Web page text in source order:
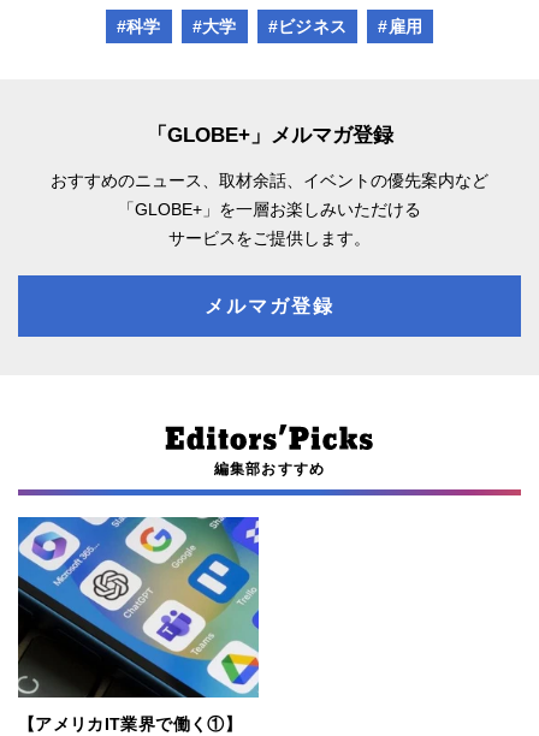
#科学 #大学 #ビジネス #雇用
「GLOBE+」メルマガ登録
おすすめのニュース、取材余話、 イベントの優先案内など
「GLOBE+」を一層お楽しみいただける
サービスをご提供します。
メルマガ登録
編集部おすすめ
【アメリカIT業界で働く①】